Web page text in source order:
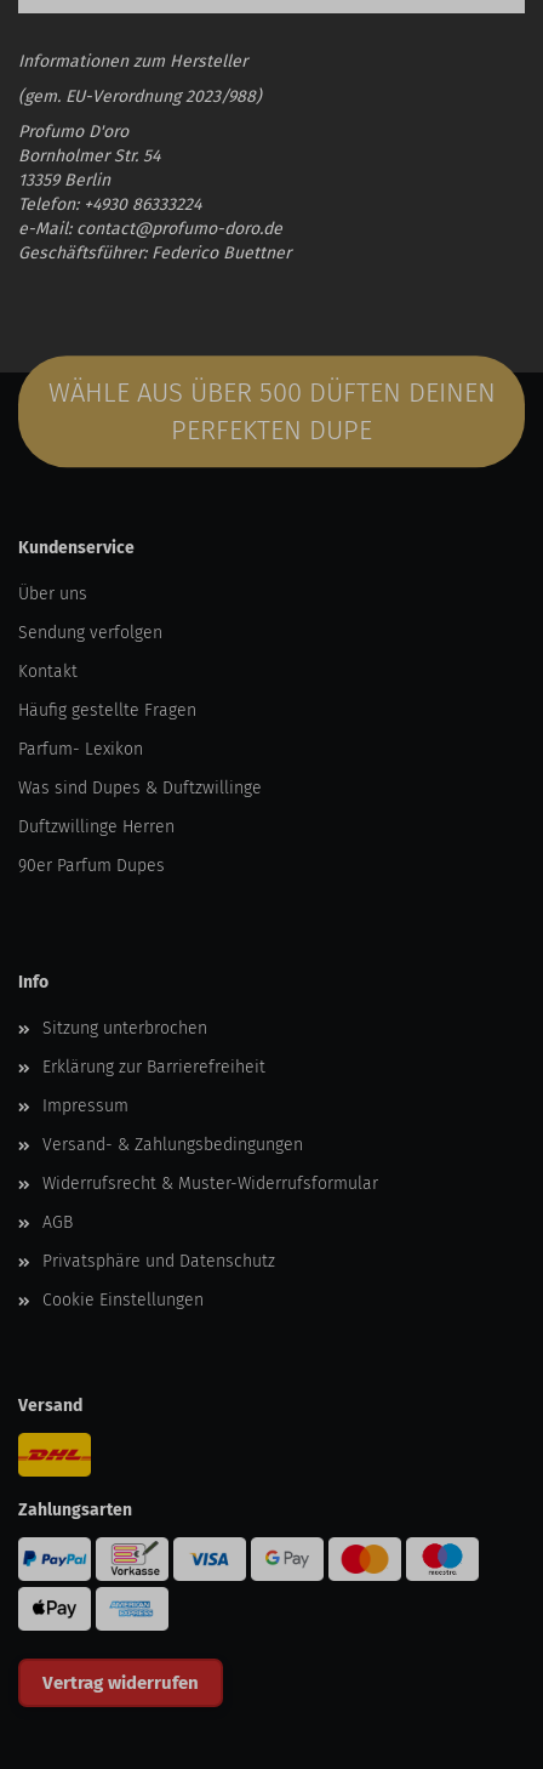
Informationen zum Hersteller
(gem. EU-Verordnung 2023/988)
Profumo D'oro
Bornholmer Str. 54
13359 Berlin
Telefon: +4930 86333224
e-Mail: contact@profumo-doro.de
Geschäftsführer: Federico Buettner
WÄHLE AUS ÜBER 500 DÜFTEN DEINEN
PERFEKTEN DUPE
Kundenservice
Über uns
Sendung verfolgen
Kontakt
Häufig gestellte Fragen
Parfum- Lexikon
Was sind Dupes & Duftzwillinge
Duftzwillinge Herren
90er Parfum Dupes
Info
Sitzung unterbrochen
Erklärung zur Barrierefreiheit
Impressum
Versand- & Zahlungsbedingungen
Widerrufsrecht & Muster-Widerrufsformular
AGB
Privatsphäre und Datenschutz
Cookie Einstellungen
Versand
Zahlungsarten
Vertrag widerrufen